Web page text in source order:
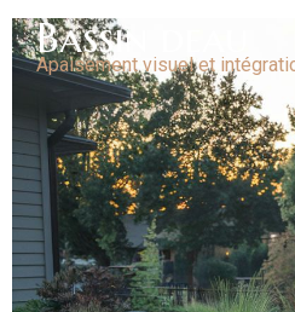
Bassin deau
Apaisement visuel et